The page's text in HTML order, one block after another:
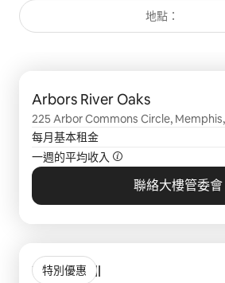
地點：
Arbors River Oaks
225 Arbor Commons Circle,
每月基本租金
一週的平均收入
聯絡大樓管委會
特別優惠
Walnut Hill